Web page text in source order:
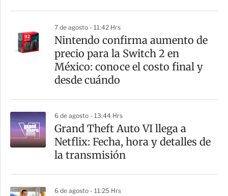
7 de agosto - 11:42 Hrs
Nintendo confirma aumento de
precio para la Switch 2 en
México: conoce el costo final y
desde cuándo
6 de agosto - 13:44 Hrs
Grand Theft Auto VI llega a
Netflix: Fecha, hora y detalles de
la transmisión
6 de agosto - 11:25 Hrs